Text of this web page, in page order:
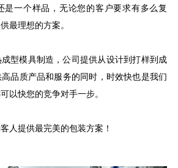
是一个样品，无论您的客户要求有多么复
最理想的方案。
型模具制造，公司提供从设计到打样到成
品质产品和服务的同时，时效快也是我们
以快您的竞争对手一步。
人提供最完美的包装方案！